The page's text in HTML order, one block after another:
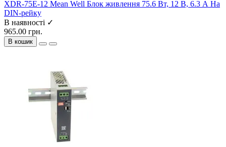
XDR-75E-12 Mean Well Блок живлення 75.6 Вт, 12 В, 6.3 А На
DIN-рейку
В наявності ✓
965.00 грн.
В кошик